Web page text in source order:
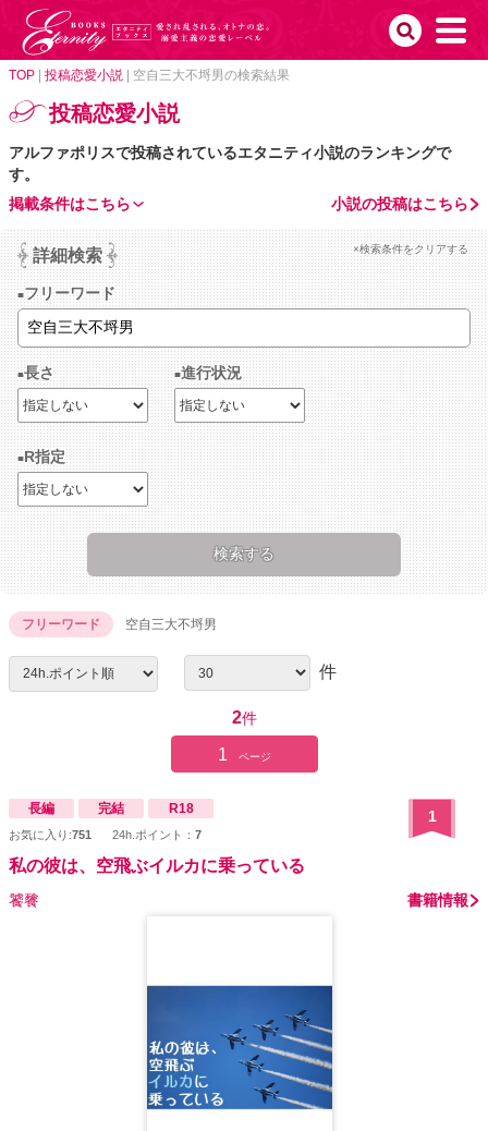
TOP 投稿恋愛小説 空自三大不埒男の検索結果
投稿恋愛小説
アルファポリスで投稿されているエタニティ小説のランキングで
す。
小説の投稿はこちら
掲載条件はこちら
詳細検索 ×検索条件をクリアする
フリーワード
長さ 進行状況
R指定
フリーワード 空自三大不埒男
件
2件
1 ページ
長編 完結 R18
お気に入り:751 24h.ポイント： 7
1
私の彼は、空飛ぶイルカに乗っている
饕餮 書籍情報